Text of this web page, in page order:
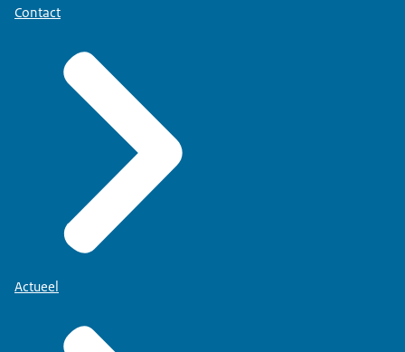
Contact
Actueel